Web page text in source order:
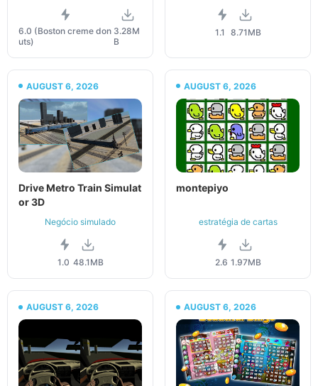
6.0 (Boston creme don
uts)
3.28M
B
1.1 8.71MB
AUGUST 6, 2026
Drive Metro Train Simulat
or 3D
Negócio simulado
1.0 48.1MB
AUGUST 6, 2026
montepiyo
estratégia de cartas
2.6 1.97MB
AUGUST 6, 2026 AUGUST 6, 2026